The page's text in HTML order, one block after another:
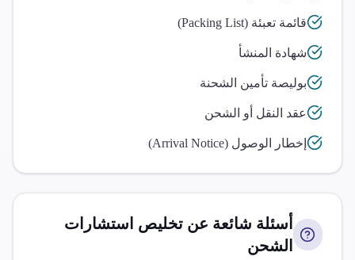
قائمة تعبئة (Packing List)
شهادة المنشأ
بوليصة تأمين الشحنة
عقد النقل أو الشحن
إخطار الوصول (Arrival Notice)
أسئلة شائعة عن تخليص استشارات
الشحن